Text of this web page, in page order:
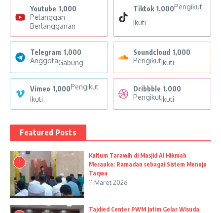
Youtube 1,000
Pelanggan
Berlangganan
Tiktok 1,000Pengikut
Ikuti
Telegram 1,000
AnggotaGabung
Soundcloud 1,000
PengikutIkuti
Vimeo 1,000Pengikut
Ikuti
Dribbble 1,000
PengikutIkuti
Featured Posts
1
Kultum Tarawih di Masjid Al Hikmah
Merauke: Ramadan sebagai Sistem Menuju
Taqwa
11 Maret 2026
Tajdied Center PWM Jatim Gelar Wisuda